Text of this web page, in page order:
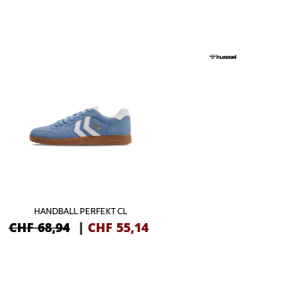
HANDBALL PERFEKT CL
CHF 68,94 | CHF 55,14